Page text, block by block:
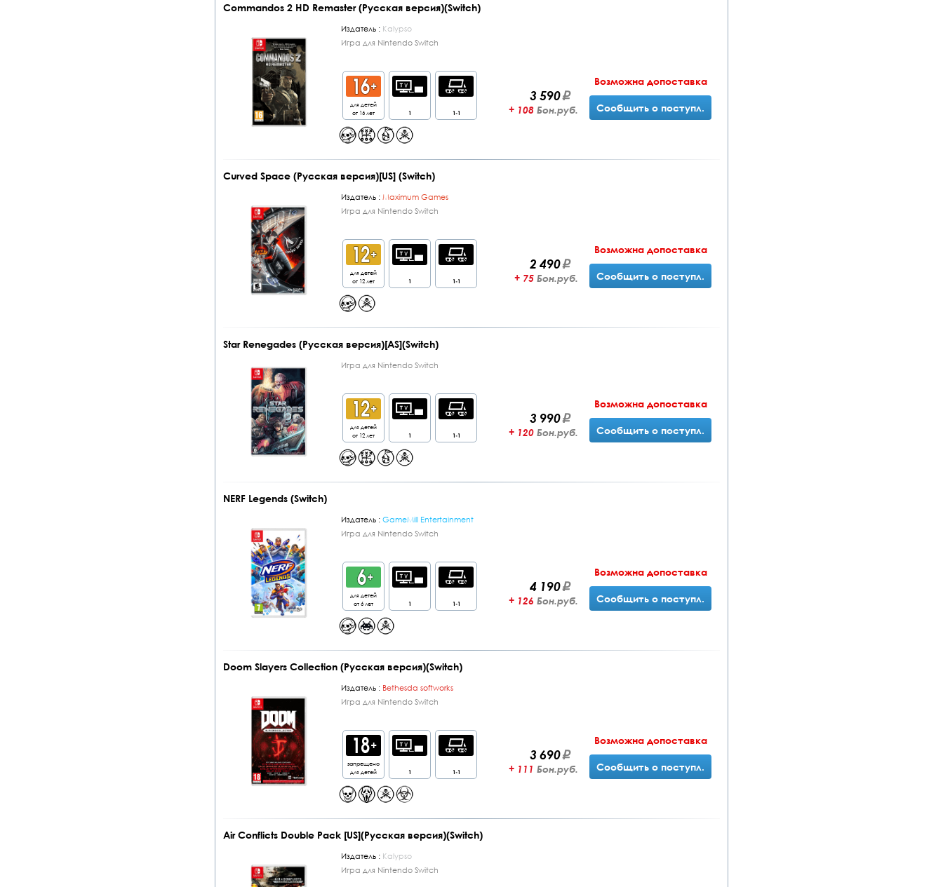
Commandos 2 HD Remaster (Русская версия)(Switch)
Издатель : Kalypso
Игра для Nintendo Switch
для детей
от 16 лет
1 1-1
3 590
+ 108 Бон.руб.
Возможна допоставка
Сообщить о поступл.
Curved Space (Русская версия)[US] (Switch)
Издатель :Maximum Games
Игра для Nintendo Switch
для детей
от 12 лет
1 1-1
2 490
+ 75 Бон.руб.
Возможна допоставка
Сообщить о поступл.
Star Renegades (Русская версия)[AS](Switch)
Игра для Nintendo Switch
для детей
от 12 лет
1 1-1
3 990
+ 120 Бон.руб.
Возможна допоставка
Сообщить о поступл.
NERF Legends (Switch)
Издатель :GameMill Entertainment
Игра для Nintendo Switch
для детей
от 6 лет
1 1-1
4 190
+ 126 Бон.руб.
Возможна допоставка
Сообщить о поступл.
Doom Slayers Collection (Русская версия)(Switch)
Издатель : Bethesda softworks
Игра для Nintendo Switch
запрещено
для детей
1 1-1
3 690
+ 111 Бон.руб.
Возможна допоставка
Сообщить о поступл.
Air Conflicts Double Pack [US](Русская версия)(Switch)
Издатель : Kalypso
Игра для Nintendo Switch